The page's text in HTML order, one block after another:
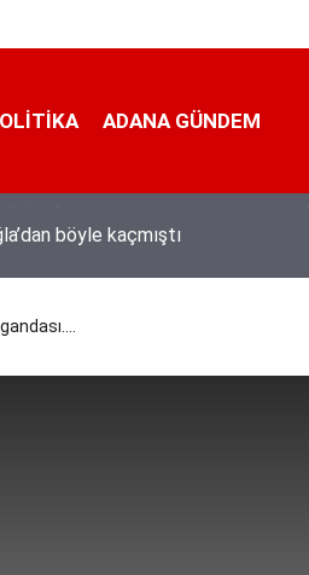
ADANA GÜNDEM
böyle kaçmıştı